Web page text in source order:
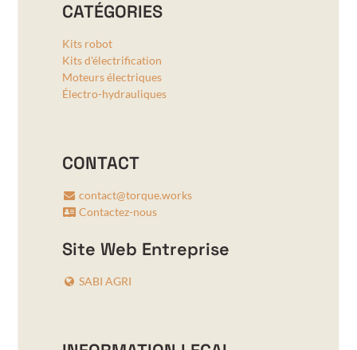
CATÉGORIES
Kits robot
Kits d'électrification
Moteurs électriques
Électro-hydrauliques
CONTACT
contact@torque.works
Contactez-nous
Site Web Entreprise
SABI AGRI